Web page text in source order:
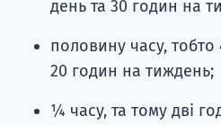
день та 30 годин на
половину часу,
20 годин на тиждень;
¼ часу, та тому дві